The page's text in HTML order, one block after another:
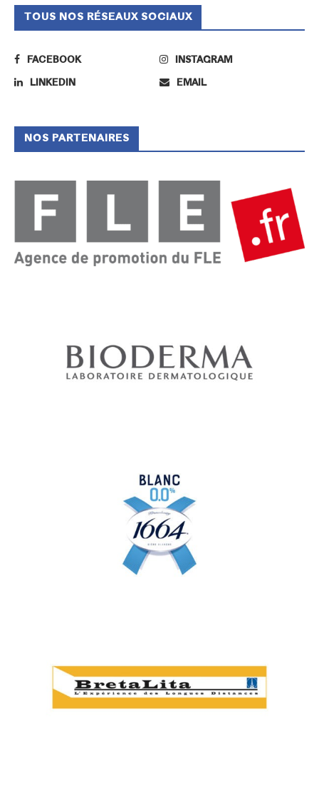
TOUS NOS RÉSEAUX SOCIAUX
FACEBOOK INSTAGRAM
LINKEDIN EMAIL
NOS PARTENAIRES